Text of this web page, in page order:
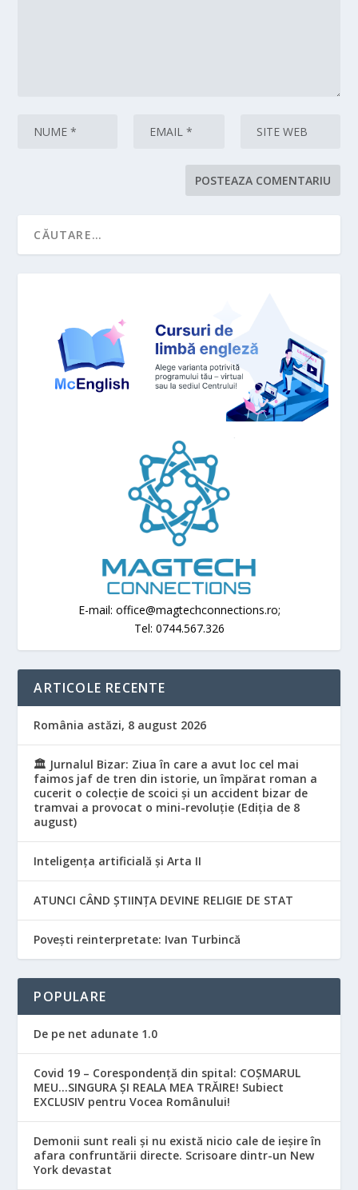
E-mail: office@magtechconnections.ro;
Tel: 0744.567.326
ARTICOLE RECENTE
România astăzi, 8 august 2026
🏛️ Jurnalul Bizar: Ziua în care a avut loc cel mai
faimos jaf de tren din istorie, un împărat roman a
cucerit o colecție de scoici și un accident bizar de
tramvai a provocat o mini-revoluție (Ediția de 8
august)
Inteligența artificială și Arta II
ATUNCI CÂND ȘTIINȚA DEVINE RELIGIE DE STAT
Povești reinterpretate: Ivan Turbincă
POPULARE
De pe net adunate 1.0
Covid 19 – Corespondență din spital: COȘMARUL
MEU…SINGURA ȘI REALA MEA TRĂIRE! Subiect
EXCLUSIV pentru Vocea Românului!
Demonii sunt reali și nu există nicio cale de ieșire în
afara confruntării directe. Scrisoare dintr-un New
York devastat